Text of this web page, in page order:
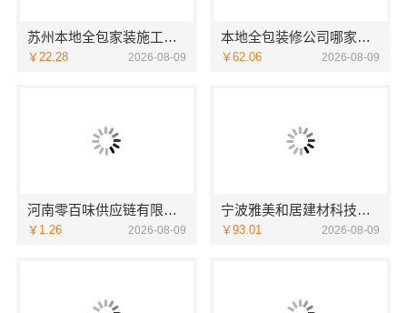
苏州本地全包家装施工报价新房咨询苏州百年豪庭新材料有限公司
￥22.28 2026-08-09
本地全包装修公司哪家好？云南至高新型建材有限公司可靠之选
￥62.06 2026-08-09
河南零百味供应链有限公司河南本地低成本量贩零食全域盈利
￥1.26 2026-08-09
宁波雅美和居建材科技有限公司海曙家装施工线下门店地址
￥93.01 2026-08-09